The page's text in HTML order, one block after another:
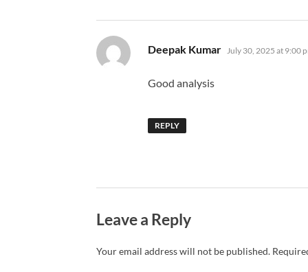
Deepak Kumar says:
July 30, 2025 at 9:00
Good analysis
REPLY
Leave a Reply
Your email address will not be published.